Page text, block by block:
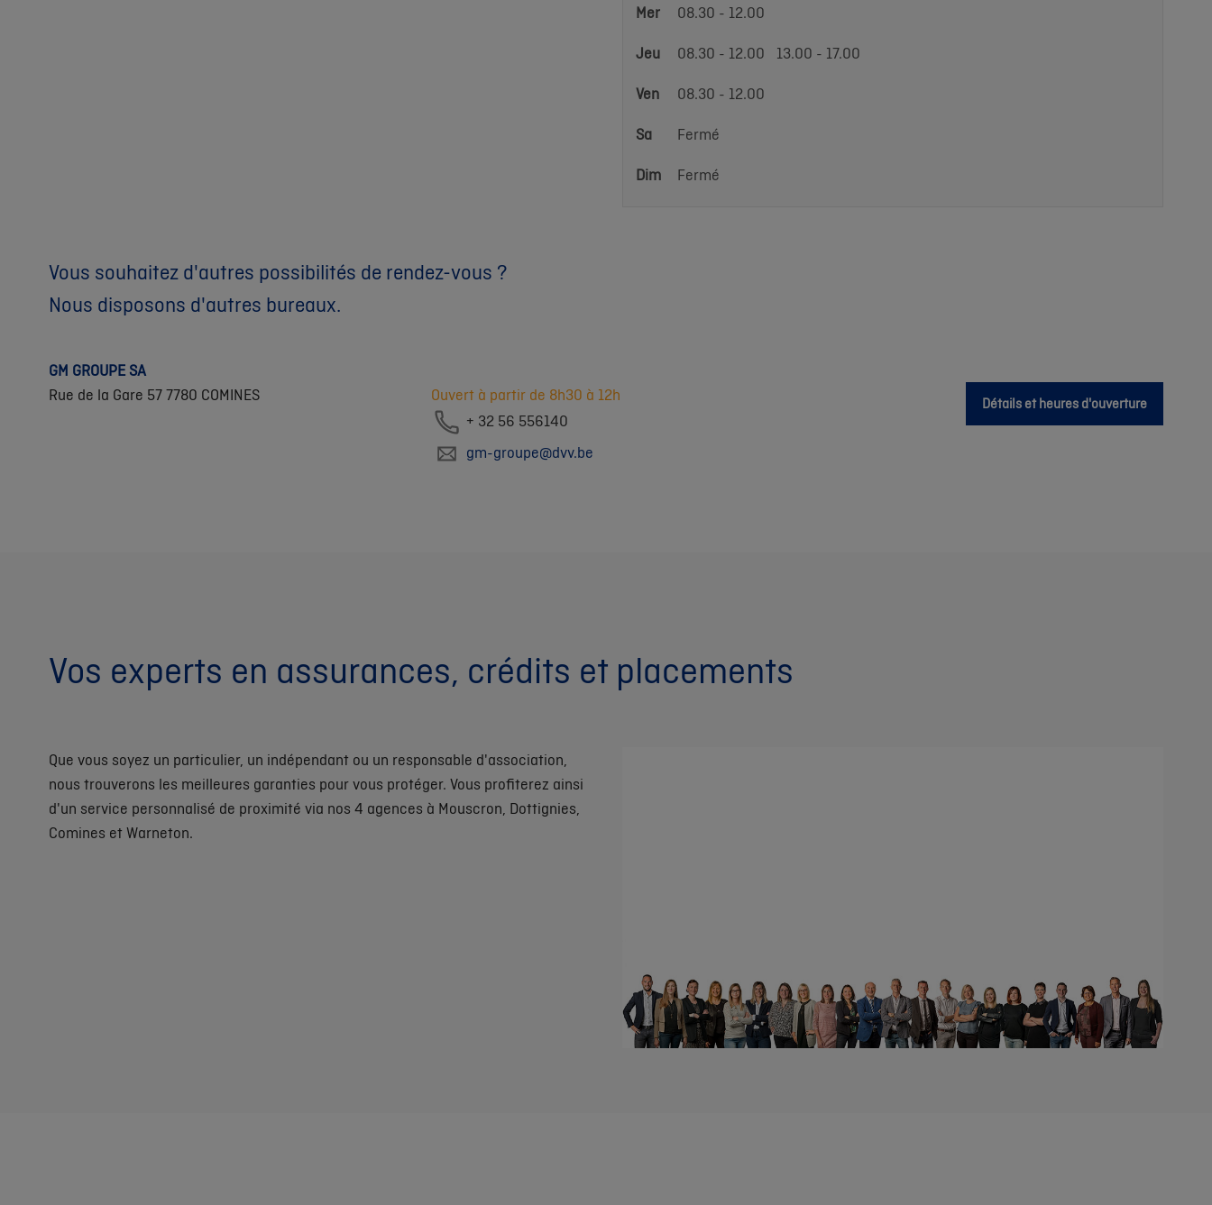
Mer
08.30 - 12.00
Jeu
08.30 - 12.00
13.00 - 17.00
Ven
08.30 - 12.00
Sa
Fermé
Dim
Fermé
Vous souhaitez d'autres possibilités de rendez-vous ?
Nous disposons d'autres bureaux.
GM GROUPE SA
Rue de la Gare 57 7780 COMINES
Ouvert à partir de 8h30 à 12h
+ 32 56 556140
gm-groupe@dvv.be
Détails et heures d'ouverture
Vos experts en assurances, crédits et placements
Que vous soyez un particulier, un indépendant ou un responsable d'association,
nous trouverons les meilleures garanties pour vous protéger. Vous profiterez ainsi
d'un service personnalisé de proximité via nos 4 agences à Mouscron, Dottignies,
Comines et Warneton.